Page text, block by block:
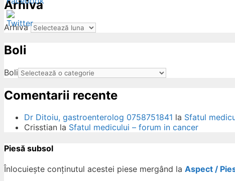
Arhiva
Arhiva
Boli
Boli
Comentarii recente
Dr Ditoiu, gastroenterolog 0758751841 la Sfatul
Crisstian la Sfatul medicului – forum in cancer
Piesă subsol
Înlocuiește conținutul acestei piese mergând la Aspect /